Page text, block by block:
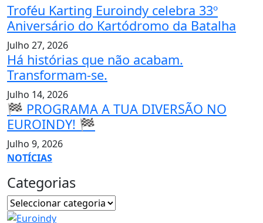
Troféu Karting Euroindy celebra 33º
Aniversário do Kartódromo da Batalha
Julho 27, 2026
Há histórias que não acabam.
Transformam-se.
Julho 14, 2026
🏁 PROGRAMA A TUA DIVERSÃO NO
EUROINDY! 🏁
Julho 9, 2026
NOTÍCIAS
Categorias